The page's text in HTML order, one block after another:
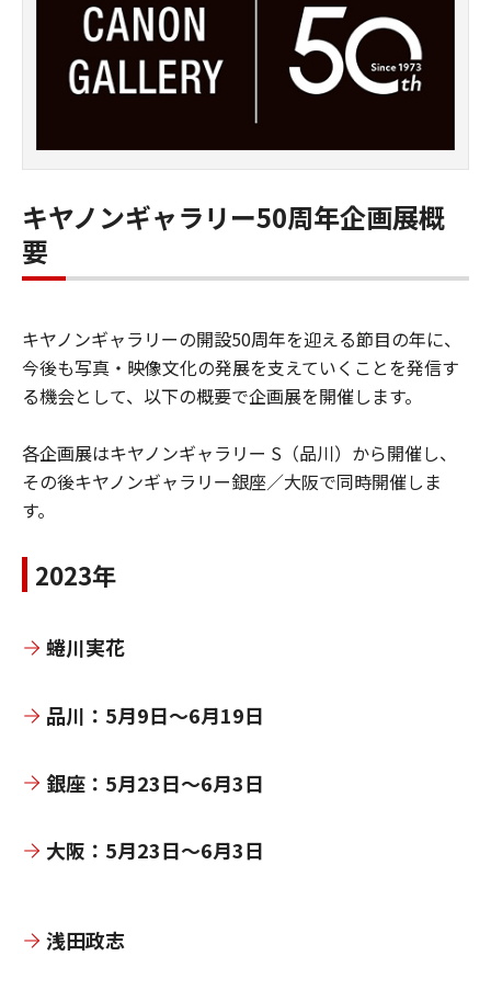
キヤノンギャラリー50周年企画展概
要
キヤノンギャラリーの開設50周年を迎える節目の年に、
今後も写真・映像文化の発展を支えていくことを発信す
る機会として、以下の概要で企画展を開催します。
各企画展はキヤノンギャラリー S（品川）から開催し、
その後キヤノンギャラリー銀座／大阪で同時開催しま
す。
2023年
蜷川実花
品川：5月9日～6月19日
銀座：5月23日～6月3日
大阪：5月23日～6月3日
浅田政志